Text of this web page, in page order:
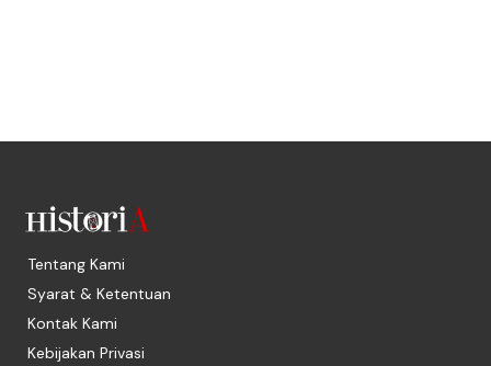
Tentang Kami
Syarat & Ketentuan
Kontak Kami
Kebijakan Privasi